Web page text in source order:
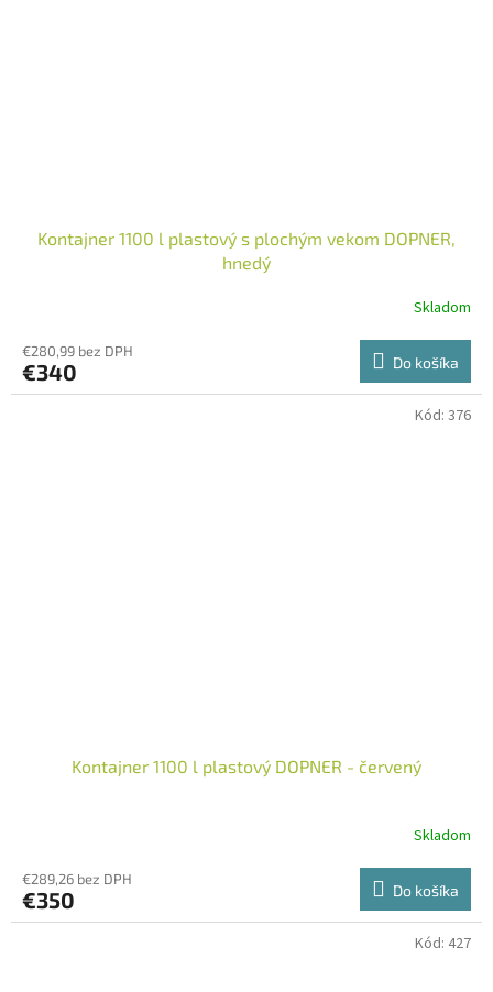
Kontajner 1100 l plastový s plochým vekom DOPNER,
hnedý
Skladom
€280,99 bez DPH
€340 Do košíka
Kontajner 1100 l plastový DOPNER - červený
Skladom
€289,26 bez DPH
€350 Do košíka
Kód: 376
Kód: 427